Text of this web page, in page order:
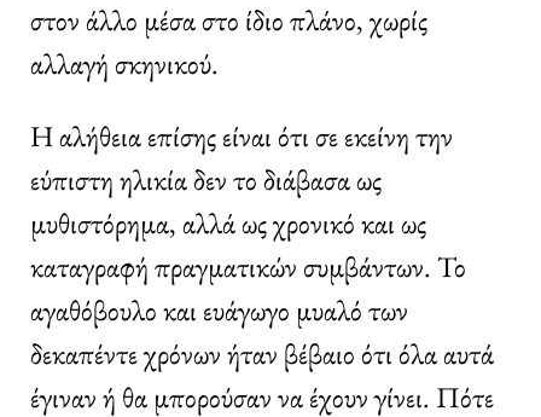
στον άλλο μέσα στο ίδιο πλάνο, χωρίς
αλλαγή σκηνικού.
Η αλήθεια επίσης είναι ότι σε εκείνη την
εύπιστη ηλικία δεν το διάβασα ως
μυθιστόρημα, αλλά ως χρονικό και ως
καταγραφή πραγματικών συμβάντων. Το
αγαθόβουλο και ευάγωγο μυαλό των
δεκαπέντε χρόνων ήταν βέβαιο ότι όλα αυτά
έγιναν ή θα μπορούσαν να έχουν γίνει. Πότε